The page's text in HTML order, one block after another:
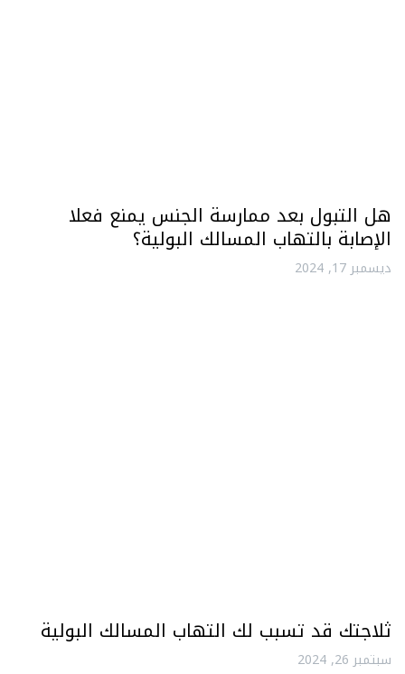
هل التبول بعد ممارسة الجنس يمنع فعلا
الإصابة بالتهاب المسالك البولية؟
ديسمبر 17, 2024
ثلاجتك قد تسبب لك التهاب المسالك البولية
سبتمبر 26, 2024